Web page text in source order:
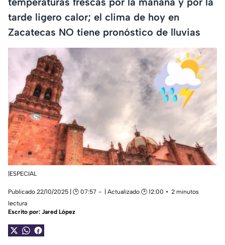
tarde ligero calor; el clima de hoy en
Zacatecas NO tiene pronóstico de lluvias
|ESPECIAL
Publicado 22/10/2025 | 🕑 07:57 | Actualizado 🕑 12:00
2 minutos
lectura
Escrito por: Jared López